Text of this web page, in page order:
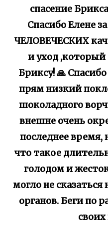
спасение
Спасибо Елене
ЧЕЛОВЕЧЕСКИХ
и уход
Бриксу! 🙏
прям низкий
шоколадного
внешне очень
последнее
что такое
голодом и
могло не
органов. Беги по